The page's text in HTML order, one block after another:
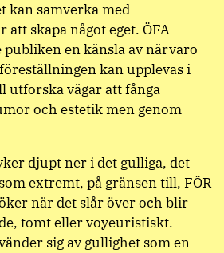
kan samverka med
skapa något eget. ÖFA
en känsla av närvaro
kan upplevas i
utforska vägar att fånga
och estetik men genom
djupt ner i det gulliga, det
extremt, på gränsen till, FÖR
när det slår över och blir
tomt eller voyeuristiskt.
sig av gullighet som en